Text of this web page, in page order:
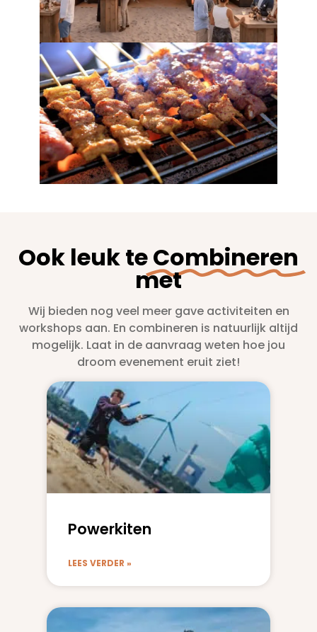
Ook leuk teCombineren
met
Wij bieden nog veel meer gave activiteiten en
workshops aan. En combineren is natuurlijk altijd
mogelijk. Laat in de aanvraag weten hoe jou
droom evenement eruit ziet!
Powerkiten
LEES VERDER »